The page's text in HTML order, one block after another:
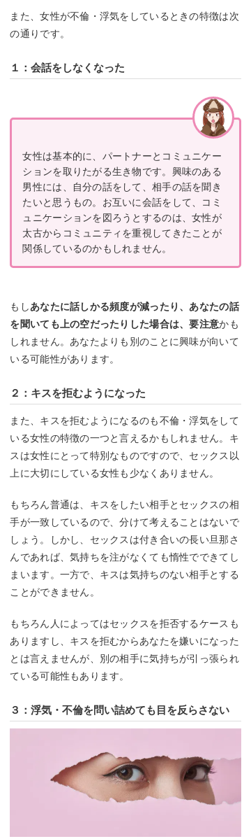
また、女性が不倫・浮気をしているときの特徴は次
の通りです。
１：会話をしなくなった
女性は基本的に、パートナーとコミュニケー
ションを取りたがる生き物です。興味のある
男性には、自分の話をして、相手の話を聞き
たいと思うもの。お互いに会話をして、コミ
ュニケーションを図ろうとするのは、女性が
太古からコミュニティを重視してきたことが
関係しているのかもしれません。
もしあなたに話しかる頻度が減ったり、あなたの話
を聞いても上の空だったりした場合は、要注意かも
しれません。あなたよりも別のことに興味が向いて
いる可能性があります。
２：キスを拒むようになった
また、キスを拒むようになるのも不倫・浮気をして
いる女性の特徴の一つと言えるかもしれません。キ
スは女性にとって特別なものですので、セックス以
上に大切にしている女性も少なくありません。
もちろん普通は、キスをしたい相手とセックスの相
手が一致しているので、分けて考えることはないで
しょう。しかし、セックスは付き合いの長い旦那さ
んであれば、気持ちを注がなくても惰性でできてし
まいます。一方で、キスは気持ちのない相手とする
ことができません。
もちろん人によってはセックスを拒否するケースも
ありますし、キスを拒むからあなたを嫌いになった
とは言えませんが、別の相手に気持ちが引っ張られ
ている可能性もあります。
３：浮気・不倫を問い詰めても目を反らさない